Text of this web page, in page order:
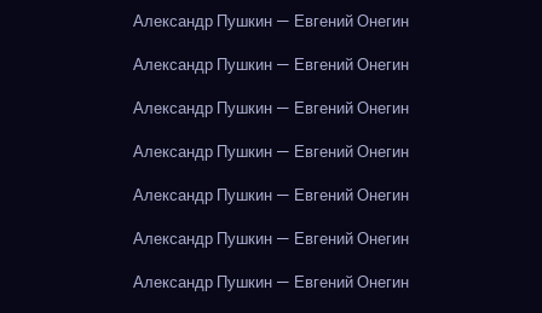
Александр Пушкин — Евгений Онегин
Александр Пушкин — Евгений Онегин
Александр Пушкин — Евгений Онегин
Александр Пушкин — Евгений Онегин
Александр Пушкин — Евгений Онегин
Александр Пушкин — Евгений Онегин
Александр Пушкин — Евгений Онегин